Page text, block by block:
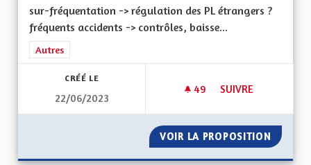
sur-fréquentation -> régulation des PL étrangers ?
fréquents accidents -> contrôles, baisse...
Filtrer les résultats de la catégorie : Autres
Autres
CRÉÉ LE
22/06/2023
49 49 ABONNÉS
SUIVRE
VOIR LA PROPOSITION